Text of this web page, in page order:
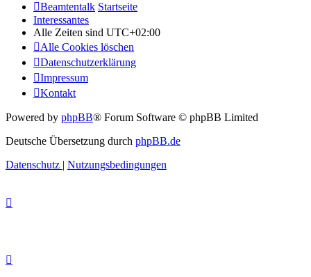
Beamtentalk Startseite
Interessantes
Alle Zeiten sind UTC+02:00
Alle Cookies löschen
Datenschutzerklärung
Impressum
Kontakt
Powered by phpBB® Forum Software © phpBB Limited
Deutsche Übersetzung durch phpBB.de
Datenschutz | Nutzungsbedingungen